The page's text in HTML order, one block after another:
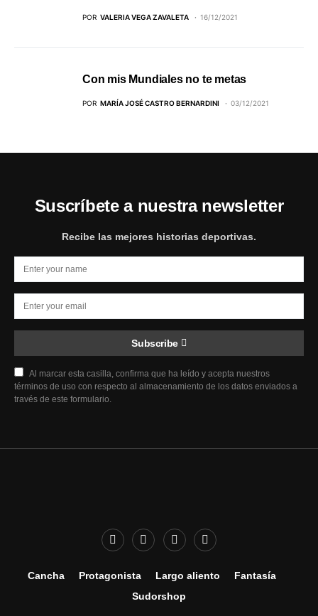
POR VALERIA VEGA ZAVALETA 16/12/2021
Con mis Mundiales no te metas
POR MARÍA JOSÉ CASTRO BERNARDINI 03/12/2021
Suscríbete a nuestra newsletter
Recibe las mejores historias deportivas.
Subscribe
Al marcar esta casilla, confirma que ha leído y acepta nuestros
términos de uso con respecto al almacenamiento de los datos enviados a
través de este formulario.
Cancha Protagonista Largo aliento
Fantasía
Sudorshop